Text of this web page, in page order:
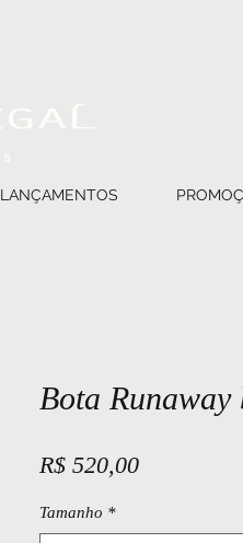
LANÇAMENTOS
Bota
R$ 520,00Preço
Tamanho *